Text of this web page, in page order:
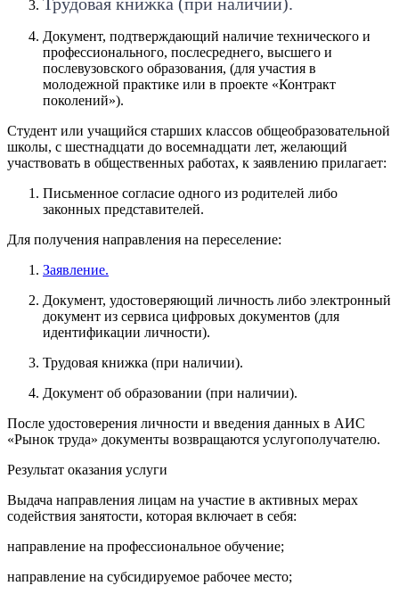
Документ, подтверждающий наличие технического и
профессионального, послесреднего, высшего и
послевузовского образования, (для участия в
молодежной практике или в проекте «Контракт
поколений»).
Студент или учащийся старших классов общеобразовательной
школы, с шестнадцати до восемнадцати лет, желающий
участвовать в общественных работах, к заявлению прилагает:
Письменное согласие одного из родителей либо
законных представителей.
Для получения направления на переселение:
Заявление.
Документ, удостоверяющий личность либо электронный
документ из сервиса цифровых документов (для
идентификации личности).
Трудовая книжка (при наличии).
Документ об образовании (при наличии).
После удостоверения личности и введения данных в АИС
«Рынок труда» документы возвращаются услугополучателю.
Результат оказания услуги
Выдача направления лицам на участие в активных мерах
содействия занятости, которая включает в себя:
направление на профессиональное обучение;
направление на субсидируемое рабочее место;